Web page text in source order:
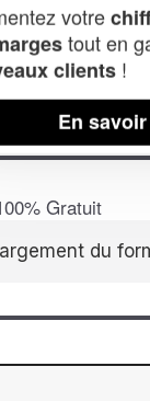
| Map data ©
Gratuit
du
votre
tout en
clients !
En